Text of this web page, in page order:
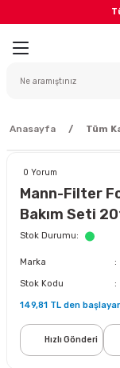
Sistemi
Anasayfa Tüm
0 Yorum
Mann-Filter
Bakım Seti
Stok Durumu
Marka
Stok Kodu
149,81 TL den
Hızlı Gönderi